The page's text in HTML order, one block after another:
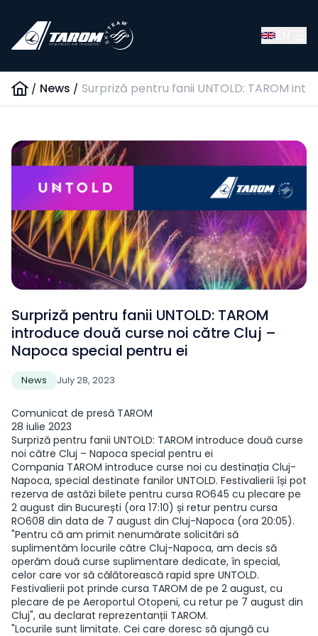
/ News / Surpriză pentru fanii UNTOLD: TAROM
Surpriză pentru fanii UNTOLD: TAROM
introduce două curse noi către Cluj –
Napoca special pentru ei
News July 28, 2023
Comunicat de presă TAROM
28 iulie 2023
Surpriză pentru fanii UNTOLD: TAROM introduce două curse
noi către Cluj – Napoca special pentru ei
Compania TAROM introduce curse noi cu destinația Cluj-
Napoca, special destinate fanilor UNTOLD. Festivalierii își pot
rezerva de astăzi bilete pentru cursa RO645 cu plecare pe
2 august din București (ora 17:10) și retur pentru cursa
RO608 din data de 7 august din Cluj-Napoca (ora 20:05).
"Pentru că am primit nenumărate solicitări să
suplimentăm locurile către Cluj-Napoca, am decis să
operăm două curse suplimentare dedicate, în special,
celor care vor să călătorească rapid spre UNTOLD.
Festivalierii pot prinde cursa TAROM de pe 2 august, cu
plecare de pe Aeroportul Otopeni, cu retur pe 7 august din
Cluj", au declarat reprezentanții TAROM.
"Locurile sunt limitate. Cei care doresc să ajungă cu